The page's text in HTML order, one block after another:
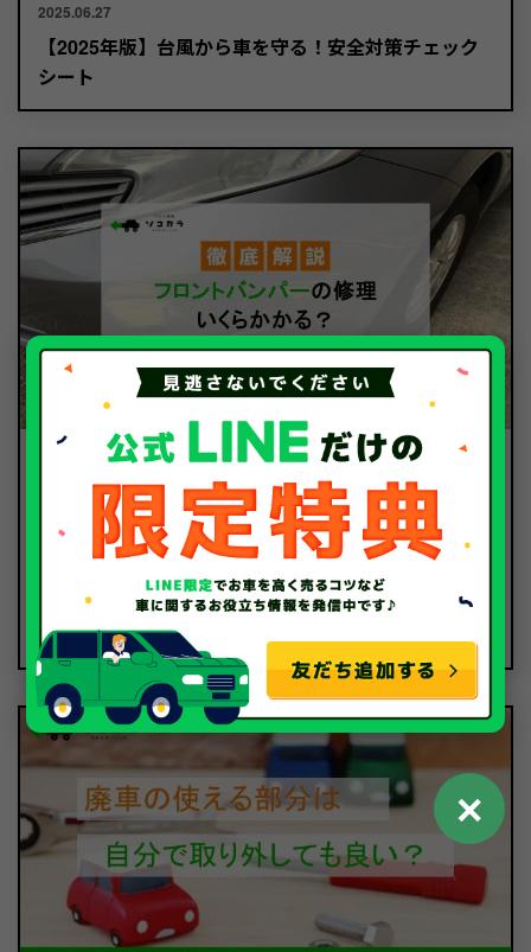
2025.06.27
【2025年版】台風から車を守る！安全対策チェック
シート
中古車のお役立ちコラム
2025.09.11
フロントバンパーの修理、いくらかかる？ 相場と修
理方法を解説
✕